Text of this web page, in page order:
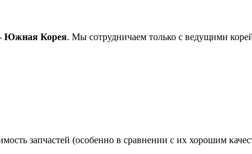
Южная Корея. Мы сотрудничаем только с ведущими
запчастей (особенно в сравнении с их хорошим